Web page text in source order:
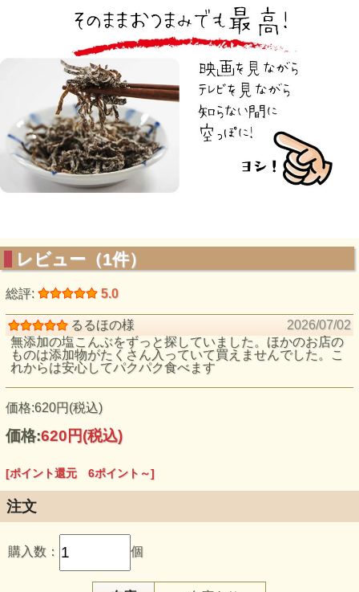
レビュー（1件）
総評: 5.0
るるほの様
2026/07/02
無添加の塩こんぶをずっと探していました。ほかのお店の
ものは添加物がたくさん入っていて買えませんでした。こ
れからは安心してパクパク食べます
価格:620円(税込)
価格:620円(税込)
[ポイント還元 6ポイント～]
注文
購入数： 個